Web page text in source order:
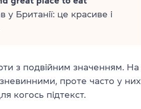
Британії: це красиве і
з подвійним значенням. На
проте часто у них
когось підтекст.